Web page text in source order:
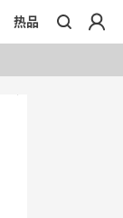
热品